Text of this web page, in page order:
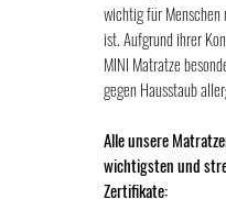
wichtig für
ist. Aufgrund ihrer
MINI Matratze
gegen Hausstaub
Alle unsere
wichtigsten und
Zertifikate: